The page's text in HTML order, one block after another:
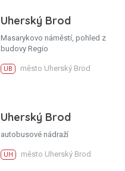
Uherský Brod
Masarykovo náměstí, pohled z
budovy Regio
UB město Uherský Brod
Uherský Brod
autobusové nádraží
UH město Uherský Brod